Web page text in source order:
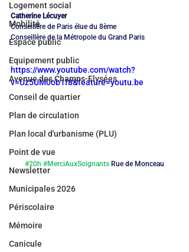
Logement social
Mobilité
Espace public
Equipement public
Avenue des Champs-Elysées
Conseil de quartier
Plan de circulation
Plan local d'urbanisme (PLU)
Point de vue
Newsletter
Municipales 2026
Périscolaire
Mémoire
Canicule
Catherine Lécuyer
Conseillère de Paris élue du 8ème
Conseillère de la Métropole du Grand Paris
https://www.youtube.com/watch?
v=Uz5UM0ob1f8&feature=youtu.be
#20h #MerciAuxSoignants Rue de Monceau